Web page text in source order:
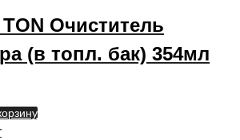
Очиститель
(в топл. бак) 354мл